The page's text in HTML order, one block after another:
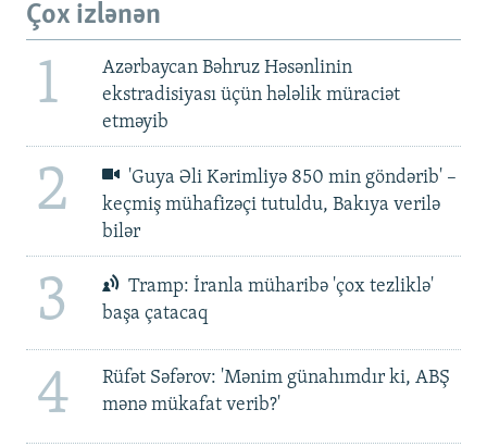
Çox izlənən
1
Azərbaycan Bəhruz Həsənlinin
ekstradisiyası üçün hələlik müraciət
etməyib
2
'Guya Əli Kərimliyə 850 min göndərib' –
keçmiş mühafizəçi tutuldu, Bakıya verilə
bilər
3
Tramp: İranla müharibə 'çox tezliklə'
başa çatacaq
4
Rüfət Səfərov: 'Mənim günahımdır ki, ABŞ
mənə mükafat verib?'